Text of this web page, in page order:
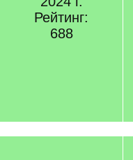
Рейтинг:
688